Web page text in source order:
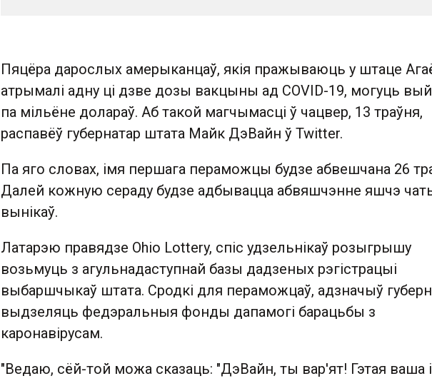
Пяцёра дарослых амерыканцаў, якія пражываюць у штаце
атрымалі адну ці дзве дозы вакцыны ад COVID-19, могуць
па мільёне долараў. Аб такой магчымасці ў чацвер, 13 траўня,
распавёў губернатар штата Майк ДэВайн ў Twitter.
Па яго словах, імя першага пераможцы будзе абвешчана 26
Далей кожную сераду будзе адбывацца абвяшчэнне яшчэ
вынікаў.
Латарэю правядзе Ohio Lottery, спіс удзельнікаў розыгрышу
возьмуць з агульнадаступнай базы дадзеных рэгістрацыі
выбаршчыкаў штата. Сродкі для пераможцаў, адзначыў
выдзеляць федэральныя фонды дапамогі барацьбы з
каронавірусам.
"Ведаю, сёй-той можа сказаць: "ДэВайн, ты вар'ят! Гэтая ваша